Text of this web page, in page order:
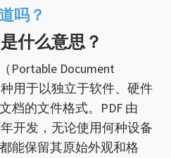
吗？
是什么意思？
Portable Document
用于以独立于软件、硬件
档的文件格式。PDF 由
年开发，无论使用何种设备
能保留其原始外观和格